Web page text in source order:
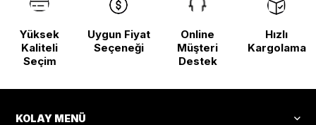
Yüksek
Kaliteli
Seçim
Uygun Fiyat
Seçeneği
Online
Müşteri
Destek
Hızlı
Kargolama
KOLAY MENÜ